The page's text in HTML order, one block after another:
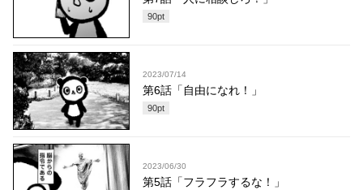
90pt
2023/07/14
第6話「自由になれ！」
90pt
2023/06/30
第5話「フラフラするな！」